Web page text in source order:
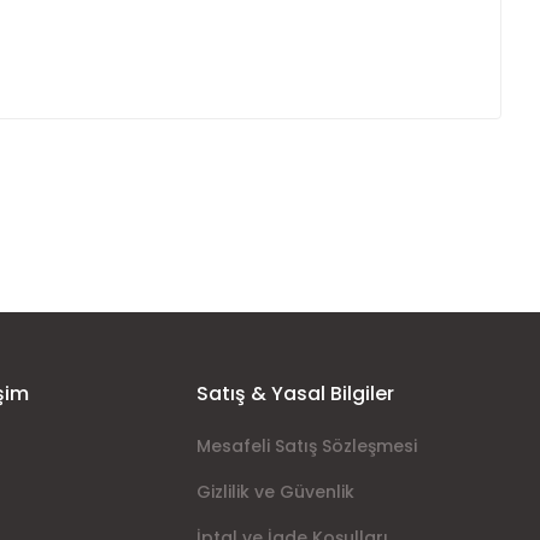
Satış & Yasal Bilgiler
Mesafeli Satış Sözleşmesi
Gizlilik ve Güvenlik